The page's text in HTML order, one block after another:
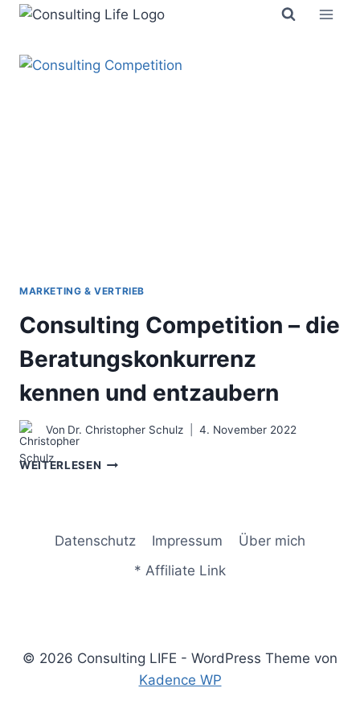
Zum
springen
MARKETING & VERTRIEB
Consulting Competition – die
Beratungskonkurrenz
kennen und entzaubern
Von Dr. Christopher Schulz 4. November 2022
WEITERLESEN CONSULTING
KENNEN
ENTZAUBERN
Datenschutz Impressum
Über mich
* Affiliate Link
© 2026 Consulting LIFE - WordPress Theme von
Kadence WP